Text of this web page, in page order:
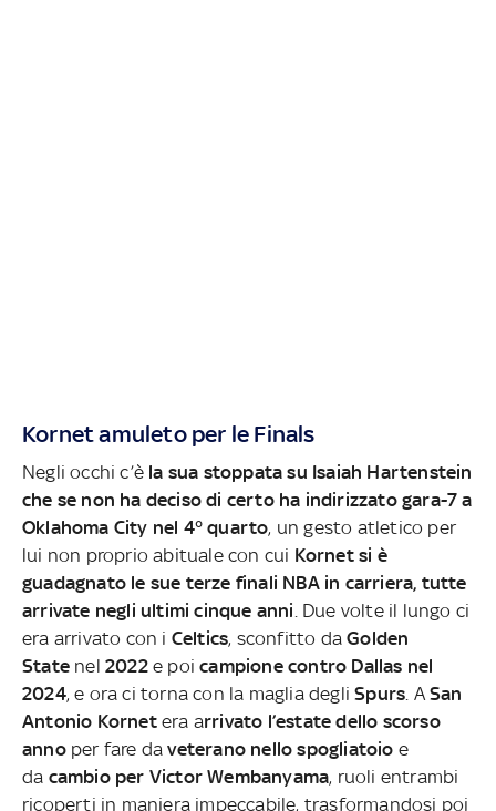
Kornet amuleto per le Finals
Negli occhi c’è la sua stoppata su Isaiah Hartenstein
che se non ha deciso di certo ha indirizzato gara-7 a
Oklahoma City nel 4° quarto, un gesto atletico per
lui non proprio abituale con cui Kornet si è
guadagnato le sue terze finali NBA in carriera, tutte
arrivate negli ultimi cinque anni . Due volte il lungo ci
era arrivato con i Celtics, sconfitto daGolden
State nel 2022e poicampione contro Dallas nel
2024, e ora ci torna con la maglia degliSpurs . ASan
Antonio Kornetera arrivato l’estate dello scorso
anno per fare daveterano nello spogliatoio e
da cambio per Victor Wembanyama, ruoli entrambi
ricoperti in maniera impeccabile, trasformandosi poi